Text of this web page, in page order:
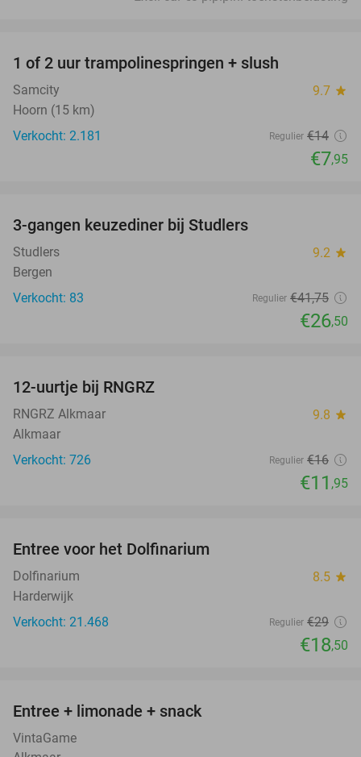
1 of 2 uur trampolinespringen + slush
Samcity 9.7 star
Hoorn (15 km)
Verkocht: 2.181
Regulier €14
€7,95
3-gangen keuzediner bij Studlers
Studlers 9.2 star
Bergen
Verkocht: 83
Regulier €41,75
€26,50
12-uurtje bij RNGRZ
RNGRZ Alkmaar 9.8 star
Alkmaar
Verkocht: 726
Regulier €16
€11 ,95
Entree voor het Dolfinarium
Dolfinarium 8.5 star
Harderwijk
Verkocht: 21.468
Regulier €29
€18,50
Entree + limonade + snack
VintaGame